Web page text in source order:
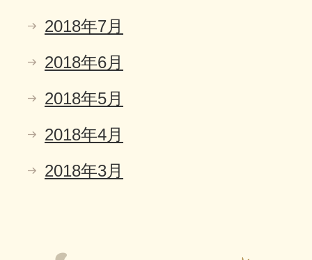
2018年7月
2018年6月
2018年5月
2018年4月
2018年3月